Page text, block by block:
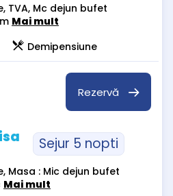
TVA, Mc dejun bufet
Mai mult
Demipensiune
Rezervă
Sejur 5 nopti
Masa : Mic dejun bufet
Mai mult